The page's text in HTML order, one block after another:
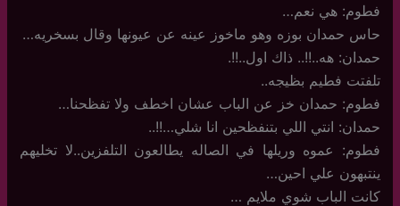
فطوم: هي نعم…
حاس حمدان بوزه وهو ماخوز عينه عن عيونها وقال بسخريه…
حمدان: هه..!!.. ذاك اول..!!.
تلفتت فطيم بظيجه..
فطوم: حمدان خز عن الباب عشان اخطف ولا تفظحنا…
حمدان: انتي اللي بتنفظحين انا شلي…!!..
فطوم: عموه وريلها في الصاله يطالعون التلفزين..لا تخليهم
ينتبهون علي احين…
كانت الباب شوي ملايم …